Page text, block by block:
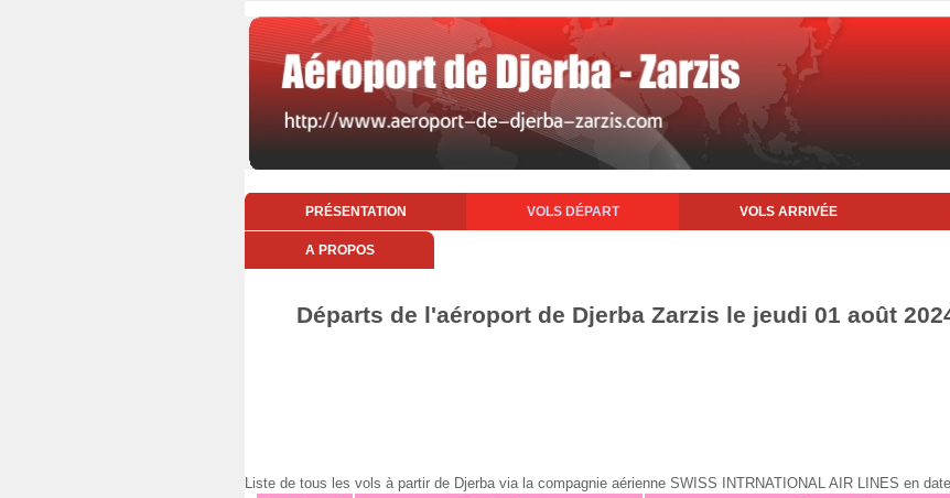
PRÉSENTATION VOLS DÉPART VOLS ARRIVÉE
A PROPOS
Départs de l'aéroport de Djerba Zarzis le jeudi 01 août
Liste de tous les vols à partir de Djerba via la compagnie aérienne SWISS INTRNATIONAL AIR LINES en